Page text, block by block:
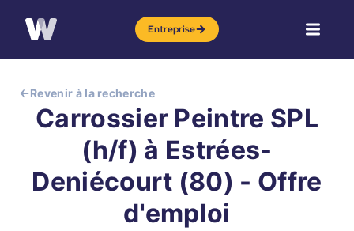
Entreprise
Revenir à la recherche
Carrossier Peintre SPL
(h/f) à Estrées-
Deniécourt (80) - Offre
d'emploi